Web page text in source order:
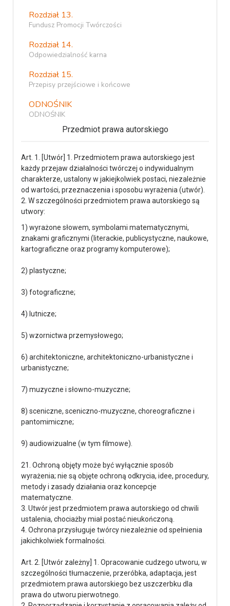
Rozdział 13.
Fundusz Promocji Twórczości
Rozdział 14.
Odpowiedzialność karna
Rozdział 15.
Przepisy przejściowe i końcowe
ODNOŚNIK
ODNOŚNIK
Przedmiot prawa autorskiego
Art. 1. [Utwór] 1. Przedmiotem prawa autorskiego jest
każdy przejaw działalności twórczej o indywidualnym
charakterze, ustalony w jakiejkolwiek postaci, niezależnie
od wartości, przeznaczenia i sposobu wyrażenia (utwór).
2. W szczególności przedmiotem prawa autorskiego są
utwory:
1) wyrażone słowem, symbolami matematycznymi,
znakami graficznymi (literackie, publicystyczne, naukowe,
kartograficzne oraz programy komputerowe);
2) plastyczne;
3) fotograficzne;
4) lutnicze;
5) wzornictwa przemysłowego;
6) architektoniczne, architektoniczno-urbanistyczne i
urbanistyczne;
7) muzyczne i słowno-muzyczne;
8) sceniczne, sceniczno-muzyczne, choreograficzne i
pantomimiczne;
9) audiowizualne (w tym filmowe).
21. Ochroną objęty może być wyłącznie sposób
wyrażenia; nie są objęte ochroną odkrycia, idee, procedury,
metody i zasady działania oraz koncepcje
matematyczne.
3. Utwór jest przedmiotem prawa autorskiego od chwili
ustalenia, chociażby miał postać nieukończoną.
4. Ochrona przysługuje twórcy niezależnie od spełnienia
jakichkolwiek formalności.
Art. 2. [Utwór zależny] 1. Opracowanie cudzego utworu, w
szczególności tłumaczenie, przeróbka, adaptacja, jest
przedmiotem prawa autorskiego bez uszczerbku dla
prawa do utworu pierwotnego.